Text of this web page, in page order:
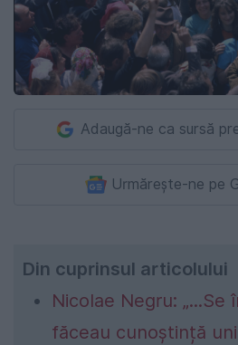
Adaugă-ne ca sursă
Urmărește-ne pe
Din cuprinsul articolului
Nicolae Negru: „...Se
făceau cunoștință